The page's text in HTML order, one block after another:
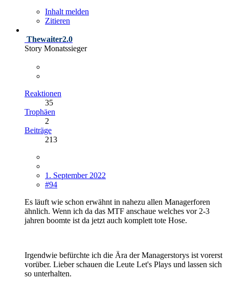
Inhalt melden
Zitieren
Thewaiter2.0
Story Monatssieger
Reaktionen
35
Trophäen
2
Beiträge
213
1. September 2022
#94
Es läuft wie schon erwähnt in nahezu allen Managerforen
ähnlich. Wenn ich da das MTF anschaue welches vor 2-3
jahren boomte ist da jetzt auch komplett tote Hose.
Irgendwie befürchte ich die Ära der Managerstorys ist vorerst
vorüber. Lieber schauen die Leute Let's Plays und lassen sich
so unterhalten.